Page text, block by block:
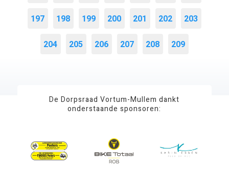
197 198 199 200 201 202 203
204 205 206 207 208 209
De Dorpsraad Vortum-Mullem dankt
onderstaande sponsoren: